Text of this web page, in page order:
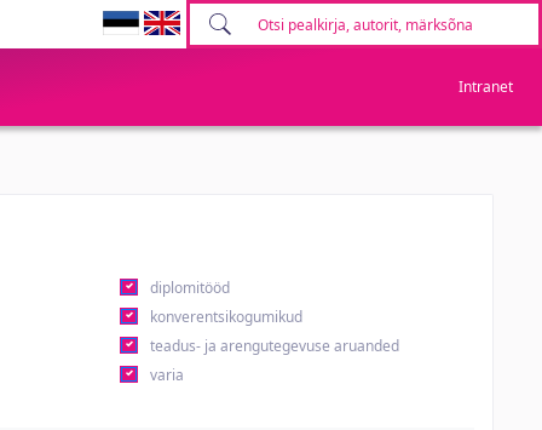
Intranet
diplomitööd
konverentsikogumikud
teadus- ja arengutegevuse aruanded
varia